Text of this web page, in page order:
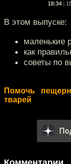
18:34
В этом выпуске:
маленькие
как
советы по
Помочь
тварей